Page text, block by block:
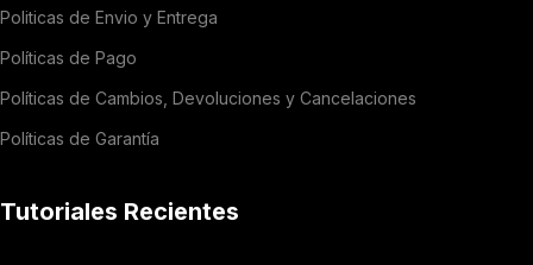
Politicas de Envio y Entrega
Políticas de Pago
Políticas de Cambios, Devoluciones y Cancelaciones
Políticas de Garantía
Tutoriales Recientes